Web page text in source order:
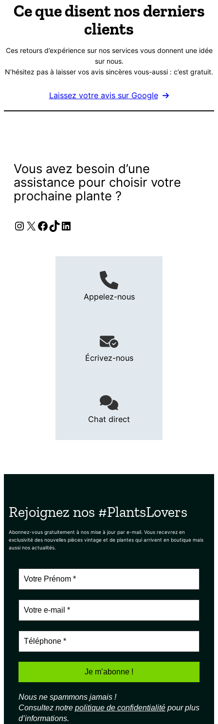
Ce que disent nos derniers
clients
Ces retours d’expérience sur nos services vous donnent une idée
sur nous.
N’hésitez pas à laisser vos avis sincères vous-aussi : c’est gratuit.
Laissez votre avis sur Google
Vous avez besoin d’une
assistance pour choisir votre
prochaine plante ?
Instagram
X Facebook
TikTok
LinkedIn
Appelez-nous
Écrivez-nous
Chat direct
Rejoignez nos #PlantsLovers
Abonnez-vous gratuitement à nos mise à jour par e-mail. Vous recevrez en
exclusivité des nouvelles pièces vintage et de plantes qui arrivent en boutique mais
aussi nos actualités.
Nous ne spammons jamais !
Consultez notre politique de confidentialité pour plus
d’informations.